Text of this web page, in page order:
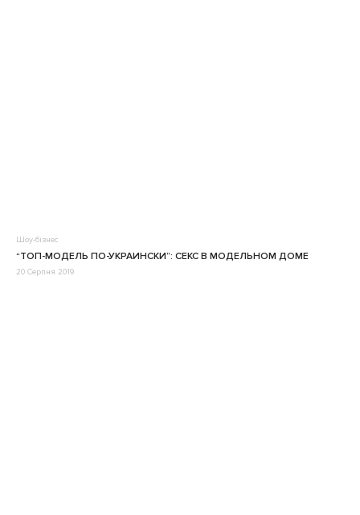
Шоу-бізнес
“ТОП-МОДЕЛЬ ПО-УКРАИНСКИ”: СЕКС В МОДЕЛЬНОМ ДОМЕ
20 Серпня 2019